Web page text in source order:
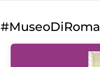
#MuseoDiRoma